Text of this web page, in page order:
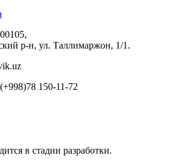
р-н, ул. Таллимаржон, 1/1.
150-11-72
в стадии разработки.